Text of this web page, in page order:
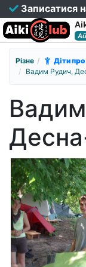
Записатися
Різне
Діти
Вадим Рудич,